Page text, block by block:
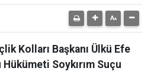
Kolları Başkanı Ülkü Efe
Soykırım Suçu